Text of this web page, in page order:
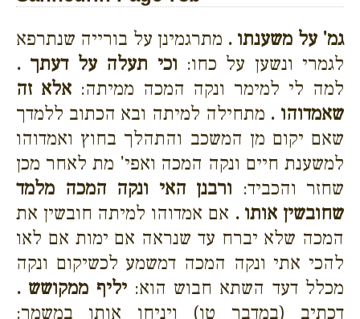
גמ' על משענתו . מתרגמינן על בורייה שנתרפא
לגמרי ונשען על כחו: וכי תעלה על דעתך .
למה לי למימר ונקה המכה ממיתה:אלא זה
שאמדוהו . מתחילה למיתה ובא הכתוב ללמדך
שאם יקום מן המשכב והתהלך בחוץ ואמדוהו
למשענת חיים ונקה המכה ואפי' מת לאחר מכן
שחזר והכביד: ורבנן האי ונקה המכה מלמד
שחובשין אותו . אם אמדוהו למיתה חובשין את
המכה שלא יברח עד שנראה אם ימות אם לאו
להכי אתי ונקה המכה דמשמע לכשיקום ונקה
מכלל דעד השתא חבוש הוא:יליף ממקושש .
דכתיב (במדבר טו) ויניחו אותו במשמר: